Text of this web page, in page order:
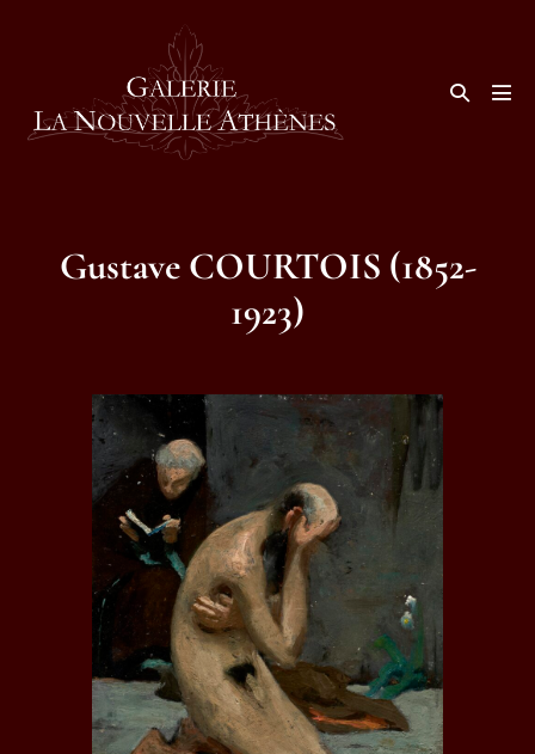
Basculer
Gustave COURTOIS (1852-
1923)